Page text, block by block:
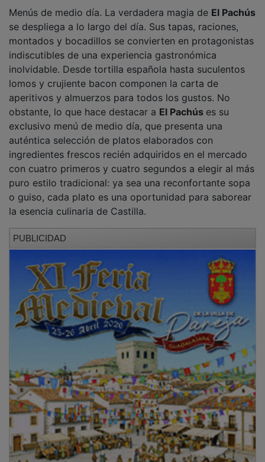
Menús de medio día. La verdadera magia de El Pachús
se despliega a lo largo del día. Sus tapas, raciones,
montados y bocadillos se convierten en protagonistas
indiscutibles de una experiencia gastronómica
inolvidable. Desde tortilla española hasta suculentos
lomos y crujiente bacon componen la carta de
aperitivos y almuerzos para todos los gustos. No
obstante, lo que hace destacar a El Pachús es su
exclusivo menú de medio día, que presenta una
auténtica selección de platos elaborados con
ingredientes frescos recién adquiridos en el mercado
con cuatro primeros y cuatro segundos a elegir al más
puro estilo tradicional: ya sea una reconfortante sopa
o guiso, cada plato es una oportunidad para saborear
la esencia culinaria de Castilla.
PUBLICIDAD